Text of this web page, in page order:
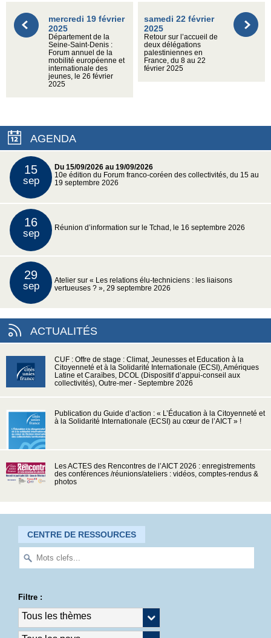
mercredi 19 février
2025
Département de la
Seine-Saint-Denis :
Forum annuel de la
mobilité européenne et
internationale des
jeunes, le 26 février
2025
samedi 22 février
2025
Retour sur l’accueil de
deux délégations
palestiniennes en
France, du 8 au 22
février 2025
AGENDA
15
sep
Du 15/09/2026 au 19/09/2026
10e édition du Forum franco-coréen des collectivités, du 15 au
19 septembre 2026
16
sep Réunion d’information sur le Tchad, le 16 septembre 2026
29
sep
Atelier sur « Les relations élu-techniciens : les liaisons
vertueuses ? », 29 septembre 2026
ACTUALITÉS
CUF : Offre de stage : Climat, Jeunesses et Education à la
Citoyenneté et à la Solidarité Internationale (ECSI), Amériques
Latine et Caraïbes, DCOL (Dispositif d’appui-conseil aux
collectivités), Outre-mer - Septembre 2026
Publication du Guide d’action : « L’Éducation à la Citoyenneté et
à la Solidarité Internationale (ECSI) au cœur de l’AICT » !
Les ACTES des Rencontres de l’AICT 2026 : enregistrements
des conférences /réunions/ateliers : vidéos, comptes-rendus &
photos
CENTRE DE RESSOURCES
Filtre :